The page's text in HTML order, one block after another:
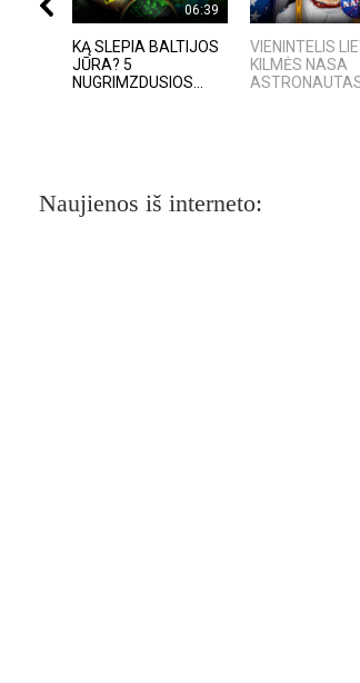
06:39
KĄ SLEPIA BALTIJOS
JŪRA? 5
NUGRIMZDUSIOS...
VIENINTELIS
KILMĖS NASA
Naujienos iš interneto: